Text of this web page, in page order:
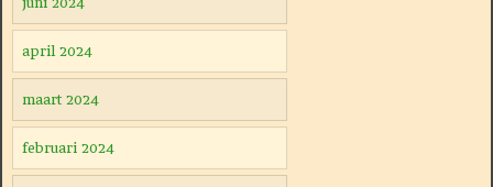
april 2024
maart 2024
februari 2024